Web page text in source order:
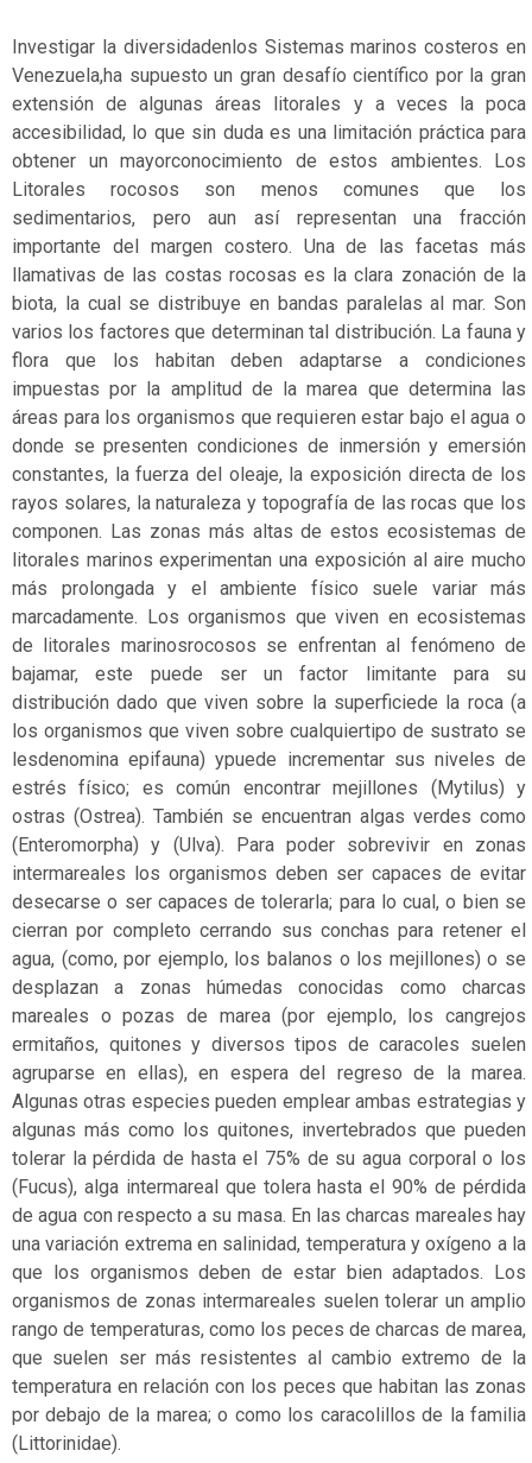
Investigar la diversidadenlos Sistemas marinos costeros en
Venezuela,ha supuesto un gran desafío científico por la gran
extensión de algunas áreas litorales y a veces la poca
accesibilidad, lo que sin duda es una limitación práctica para
obtener un mayorconocimiento de estos ambientes. Los
Litorales rocosos son menos comunes que los
sedimentarios, pero aun así representan una fracción
importante del margen costero. Una de las facetas más
llamativas de las costas rocosas es la clara zonación de la
biota, la cual se distribuye en bandas paralelas al mar. Son
varios los factores que determinan tal distribución. La fauna y
flora que los habitan deben adaptarse a condiciones
impuestas por la amplitud de la marea que determina las
áreas para los organismos que requieren estar bajo el agua o
donde se presenten condiciones de inmersión y emersión
constantes, la fuerza del oleaje, la exposición directa de los
rayos solares, la naturaleza y topografía de las rocas que los
componen. Las zonas más altas de estos ecosistemas de
litorales marinos experimentan una exposición al aire mucho
más prolongada y el ambiente físico suele variar más
marcadamente. Los organismos que viven en ecosistemas
de litorales marinosrocosos se enfrentan al fenómeno de
bajamar, este puede ser un factor limitante para su
distribución dado que viven sobre la superficiede la roca (a
los organismos que viven sobre cualquiertipo de sustrato se
lesdenomina epifauna) ypuede incrementar sus niveles de
estrés físico; es común encontrar mejillones (Mytilus) y
ostras (Ostrea). También se encuentran algas verdes como
(Enteromorpha) y (Ulva). Para poder sobrevivir en zonas
intermareales los organismos deben ser capaces de evitar
desecarse o ser capaces de tolerarla; para lo cual, o bien se
cierran por completo cerrando sus conchas para retener el
agua, (como, por ejemplo, los balanos o los mejillones) o se
desplazan a zonas húmedas conocidas como charcas
mareales o pozas de marea (por ejemplo, los cangrejos
ermitaños, quitones y diversos tipos de caracoles suelen
agruparse en ellas), en espera del regreso de la marea.
Algunas otras especies pueden emplear ambas estrategias y
algunas más como los quitones, invertebrados que pueden
tolerar la pérdida de hasta el 75% de su agua corporal o los
(Fucus), alga intermareal que tolera hasta el 90% de pérdida
de agua con respecto a su masa. En las charcas mareales hay
una variación extrema en salinidad, temperatura y oxígeno a la
que los organismos deben de estar bien adaptados. Los
organismos de zonas intermareales suelen tolerar un amplio
rango de temperaturas, como los peces de charcas de marea,
que suelen ser más resistentes al cambio extremo de la
temperatura en relación con los peces que habitan las zonas
por debajo de la marea; o como los caracolillos de la familia
(Littorinidae).